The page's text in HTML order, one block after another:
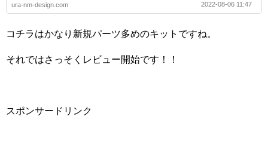
ura-nm-design.com 2022-08-06 11:47
コチラはかなり新規パーツ多めのキットですね。
それではさっそくレビュー開始です！！
スポンサードリンク